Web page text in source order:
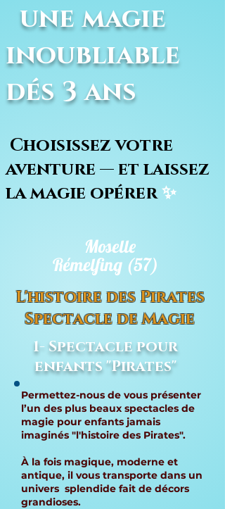
une magie
inoubliable
dés 3 ans
Choisissez votre
aventure — et laissez
la magie opérer✨
Rémelfing (57)
Moselle
L'histoire des Pirates
Spectacle de Magie
1- Spectacle pour
enfants "Pirates"
Permettez-nous de vous présenter
l’un des plus beaux spectacles de
magie pour enfants jamais
imaginés "l'histoire des Pirates".
À la fois magique, moderne et
antique, il vous transporte dans un
univers splendide fait de décors
grandioses.